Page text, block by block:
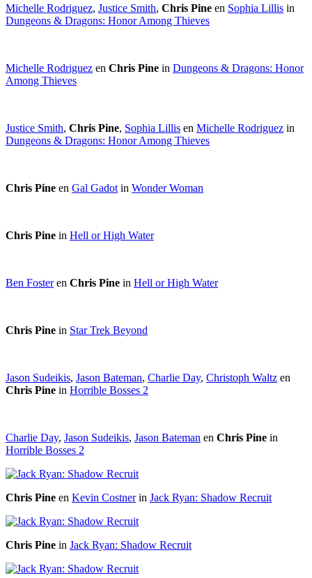
Michelle Rodriguez, Justice Smith, Chris Pine en Sophia Lillis in
Dungeons & Dragons: Honor Among Thieves
Michelle Rodriguez en Chris Pine in Dungeons & Dragons: Honor
Among Thieves
Justice Smith, Chris Pine, Sophia Lillis en Michelle Rodriguez in
Dungeons & Dragons: Honor Among Thieves
Chris Pine en Gal Gadot in Wonder Woman
Chris Pine in Hell or High Water
Ben Fosteren Chris Pine in Hell or High Water
Chris Pine in Star Trek Beyond
Jason Sudeikis, Jason Bateman, Charlie Day, Christoph Waltz en
Chris Pine in Horrible Bosses 2
Charlie Day, Jason Sudeikis, Jason Bateman en Chris Pine in
Horrible Bosses 2
Chris Pine en Kevin Costnerin Jack Ryan: Shadow Recruit
Chris Pine in Jack Ryan: Shadow Recruit